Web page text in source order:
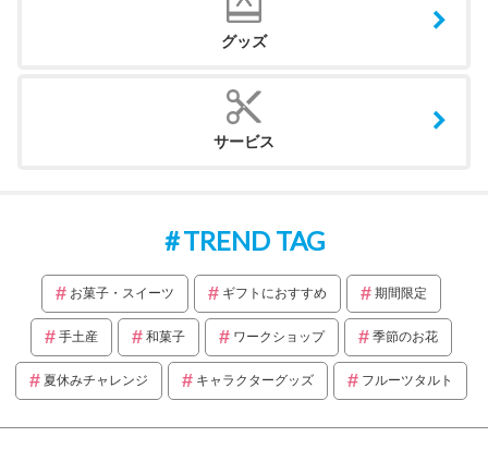
グッズ
サービス
TREND TAG
お菓子・スイーツ ギフトにおすすめ 期間限定
手土産 和菓子 ワークショップ 季節のお花
夏休みチャレンジ キャラクターグッズ フルーツタルト